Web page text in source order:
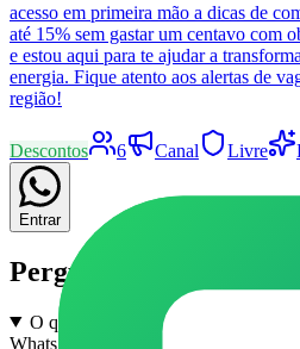
acesso em primeira mão a dicas de
até 15% sem gastar um centavo com
e estou aqui para te ajudar a
energia. Fique atento aos alertas de
região!
Descontos 6 Canal Livre
Entrar
Perguntas frequentes
O que são grupos de Enem e
WhatsApp?